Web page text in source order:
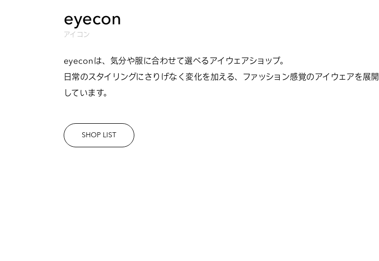
eyecon
アイコン
eyeconは、気分や服に合わせて選べるアイウェアショップ。
日常のスタイリングにさりげなく変化を加える、ファッション感覚のアイウェアを展開
しています。
SHOP LIST